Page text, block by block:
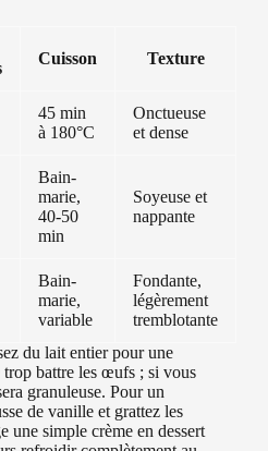
Cuisson Texture
45 min
à 180°C
Onctueuse
et dense
Bain-
marie,
40-50
min
Soyeuse et
nappante
Bain-
marie,
variable
Fondante,
légèrement
tremblotante
du lait entier pour une
battre les œufs ; si vous
granuleuse. Pour un
de vanille et grattez les
une simple crème en dessert